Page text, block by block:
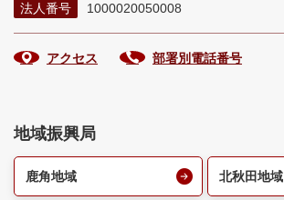
法人番号
1000020050008
アクセス 部署別電話番号
地域振興局
鹿角地域 北秋田地域